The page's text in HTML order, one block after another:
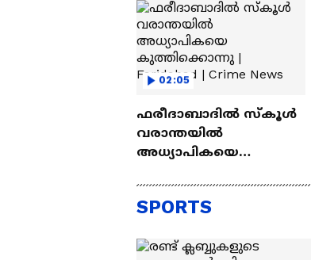
02:05
ഫരീദാബാദില്‍ സ്‌കൂള്‍
വരാന്തയില്‍
അധ്യാപികയെ
Faridabad | Crime News
SPORTS